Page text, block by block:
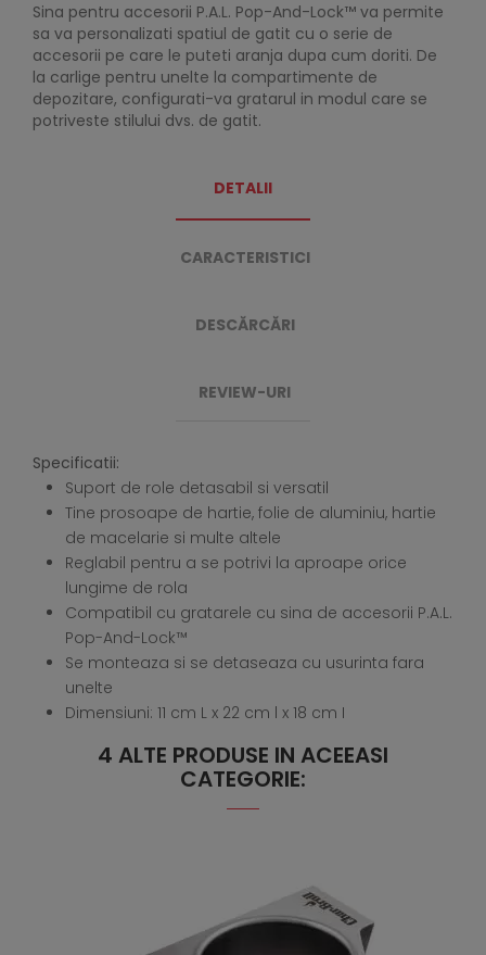
Sina pentru accesorii P.A.L. Pop-And-Lock™ va permite
sa va personalizati spatiul de gatit cu o serie de
accesorii pe care le puteti aranja dupa cum doriti. De
la carlige pentru unelte la compartimente de
depozitare, configurati-va gratarul in modul care se
potriveste stilului dvs. de gatit.
DETALII
CARACTERISTICI
DESCĂRCĂRI
REVIEW-URI
Specificatii:
Suport de role detasabil si versatil
Tine prosoape de hartie, folie de aluminiu, hartie
de macelarie si multe altele
Reglabil pentru a se potrivi la aproape orice
lungime de rola
Compatibil cu gratarele cu sina de accesorii P.A.L.
Pop-And-Lock™
Se monteaza si se detaseaza cu usurinta fara
unelte
Dimensiuni: 11 cm L x 22 cm l x 18 cm I
4 ALTE PRODUSE IN ACEEASI
CATEGORIE: